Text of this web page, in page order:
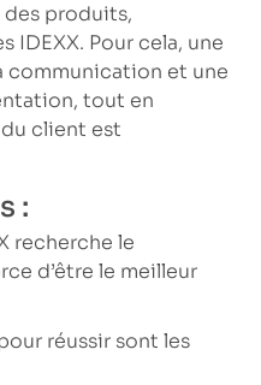
des produits,
IDEXX. Pour cela, une
communication et une
tout en
client est
:
recherche le
d’être le meilleur
réussir sont les